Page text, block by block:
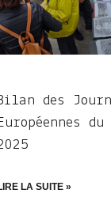
des
Européennes
LA SUITE »